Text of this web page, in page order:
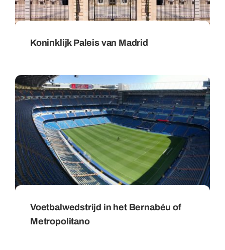
Koninklijk Paleis van Madrid
Voetbalwedstrijd in het Bernabéu of
Metropolitano